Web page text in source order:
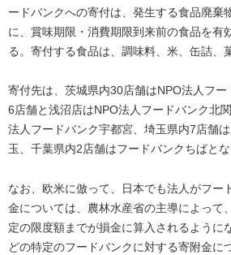
ードバンクへの寄付は、発生する食品廃棄
に、賞味期限・消費期限到来前の食品を有
る。寄付する食品は、調味料、米、缶詰、
寄付先は、茨城県内30店舗はNPO法人フ
6店舗と浅沼店はNPO法人フードバンク北
法人フードバンク宇都宮、埼玉県内7店舗
玉、千葉県内2店舗はフードバンクちばとな
なお、欧米に倣って、日本でも法人がフー
金については、農林水産省の主導によって
定の限度額までが損金に算入されるように
どの特定のフードバンクに対する寄附金に